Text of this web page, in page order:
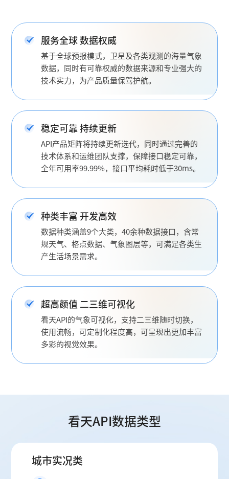
服务全球 数据权威
基于全球预报模式，卫星及各类观测的海量气象
数据，同时有可靠权威的数据来源和专业强大的
技术实力，为产品质量保驾护航。
稳定可靠 持续更新
API产品矩阵将持续更新选代，同时通过完善的
技术体系和运维团队支撑，保障接口稳定可靠，
全年可用率99.99%，接口平均耗时低于30ms。
种类丰富 开发高效
数据种类涵盖9个大类，40余种数据接口，含常
规天气、格点数据、气象图层等，可满足各类生
产生活场景需求。
超高颜值 二三维可视化
看天API的气象可视化，支持二三维随时切换，
使用流畅，可定制化程度高，可呈现出更加丰富
多彩的视觉效果。
看天API数据类型
城市实况类